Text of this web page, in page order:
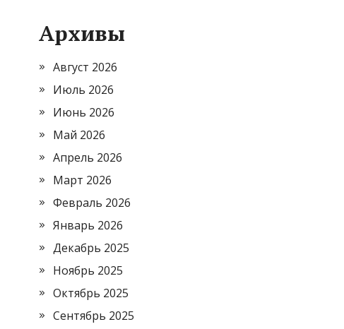
Архивы
Август 2026
Июль 2026
Июнь 2026
Май 2026
Апрель 2026
Март 2026
Февраль 2026
Январь 2026
Декабрь 2025
Ноябрь 2025
Октябрь 2025
Сентябрь 2025